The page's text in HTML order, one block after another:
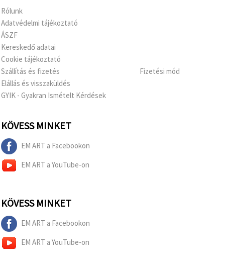
Rólunk
Adatvédelmi tájékoztató
ÁSZF
Kereskedő adatai
Cookie tájékoztató
Szállítás és fizetés
Elállás és visszaküldés
GYIK - Gyakran Ismételt Kérdések
Fizetési mód
KÖVESS MINKET
EM ART a Facebookon
EM ART a YouTube-on
KÖVESS MINKET
EM ART a Facebookon
EM ART a YouTube-on